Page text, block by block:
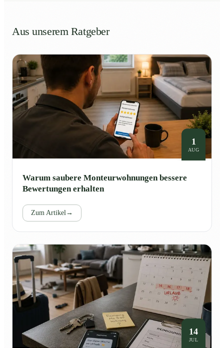
Aus unserem Ratgeber
1
AUG
Warum saubere Monteurwohnungen bessere
Bewertungen erhalten
Zum Artikel→
14
JUL